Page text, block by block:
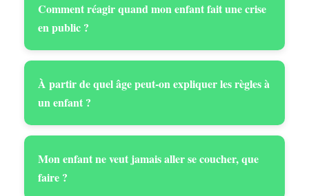
Comment réagir quand mon enfant fait une crise
en public ?
À partir de quel âge peut-on expliquer les règles à
un enfant ?
Mon enfant ne veut jamais aller se coucher, que
faire ?